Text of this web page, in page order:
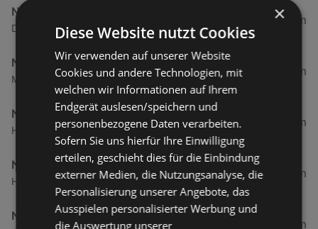
Nah&Frisch
Dorf 38, 6952 Sibratsgfäll/Hittisau
33,38 km
Nah&Frisch
Marul 17, 6741 Marul/Raggal
35,96 km
Nah&Frisch
Hauptstraße 44a, 6706 Bürs
38,58 km
Nah&Frisch
Holzgau 65, 6654 Holzgau/Lechtal
60,94 km
Nah&Frisch
61,31 km
×
Diese Website nutzt Cookies
Wir verwenden auf unserer Website
Cookies und andere Technologien, mit
welchen wir Informationen auf Ihrem
Endgerät auslesen/speichern und
personenbezogene Daten verarbeiten.
Sofern Sie uns hierfür Ihre Einwilligung
erteilen, geschieht dies für die Einbindung
externer Medien, die Nutzungsanalyse, die
Personalisierung unserer Angebote, das
Ausspielen personalisierter Werbung und
die Auswertung unserer